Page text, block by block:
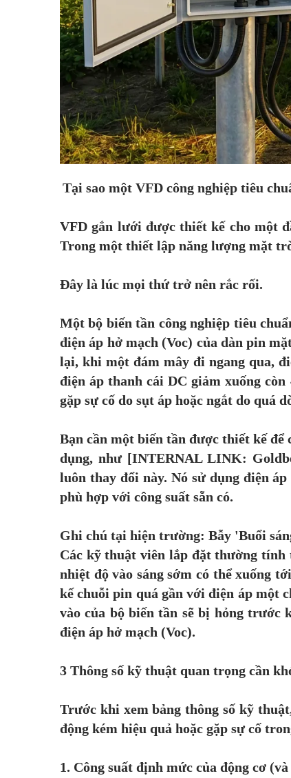
Tại sao một VFD công nghiệp tiêu
VFD gắn lưới được thiết kế cho một
Trong một thiết lập năng lượng mặt
Đây là lúc mọi thứ trở nên rắc rối.
Một bộ biến tần công nghiệp tiêu
điện áp hở mạch (Voc) của dàn pin
lại, khi một đám mây đi ngang qua,
điện áp thanh cái DC giảm xuống
gặp sự cố do sụt áp hoặc ngắt do quá
Bạn cần một biến tần được thiết kế
dụng, như [INTERNAL LINK:
luôn thay đổi này. Nó sử dụng điện
phù hợp với công suất sẵn có.
Ghi chú tại hiện trường: Bẫy 'Buổi
Các kỹ thuật viên lắp đặt thường
nhiệt độ vào sáng sớm có thể xuống
kế chuỗi pin quá gần với điện áp một
vào của bộ biến tần sẽ bị hỏng trước
điện áp hở mạch (Voc).
3 Thông số kỹ thuật quan trọng cần
Trước khi xem bảng thông số kỹ
động kém hiệu quả hoặc gặp sự cố
1. Công suất định mức của động cơ